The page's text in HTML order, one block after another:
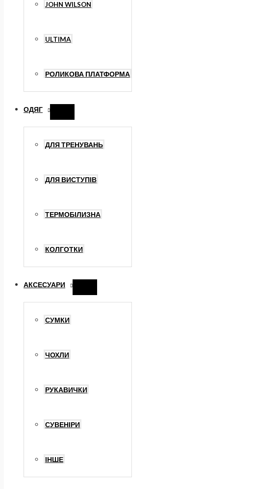
JOHN WILSON
ULTIMA
РОЛИКОВА ПЛАТФОРМА
ОДЯГ
меню
ДЛЯ ТРЕНУВАНЬ
ДЛЯ ВИСТУПІВ
ТЕРМОБІЛИЗНА
КОЛГОТКИ
АКСЕСУАРИ
меню
СУМКИ
ЧОХЛИ
РУКАВИЧКИ
СУВЕНІРИ
ІНШЕ